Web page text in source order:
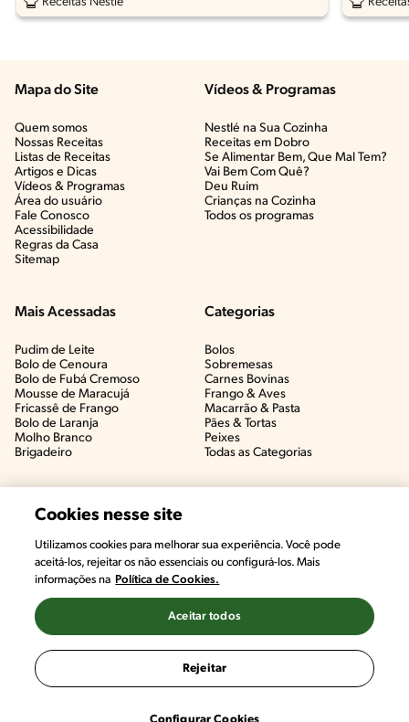
Mapa do Site
Quem somos
Nossas Receitas
Listas de Receitas​
Artigos e Dicas​
Vídeos & Programas​
Área do usuário
Fale Conosco
Acessibilidade
Regras da Casa
Sitemap
Vídeos & Programas​
Nestlé na Sua Cozinha
Receitas em Dobro
Se Alimentar Bem, Que Mal Tem?​
Vai Bem Com Quê?​
Deu Ruim​
Crianças na Cozinha​
Todos os programas
Mais Acessadas
Pudim de Leite
Bolo de Cenoura
Bolo de Fubá Cremoso
Mousse de Maracujá
Fricassê de Frango
Bolo de Laranja
Molho Branco
Brigadeiro
Categorias
Bolos
Sobremesas
Carnes Bovinas​
Frango & Aves​
Macarrão & Pasta​
Pães & Tortas​
Peixes
Todas as Categorias
Cookies nesse site
Utilizamos cookies para melhorar sua experiência. Você pode
aceitá-los, rejeitar os não essenciais ou configurá-los. Mais
informações na Política de Cookies.
Rejeitar
Aceitar todos